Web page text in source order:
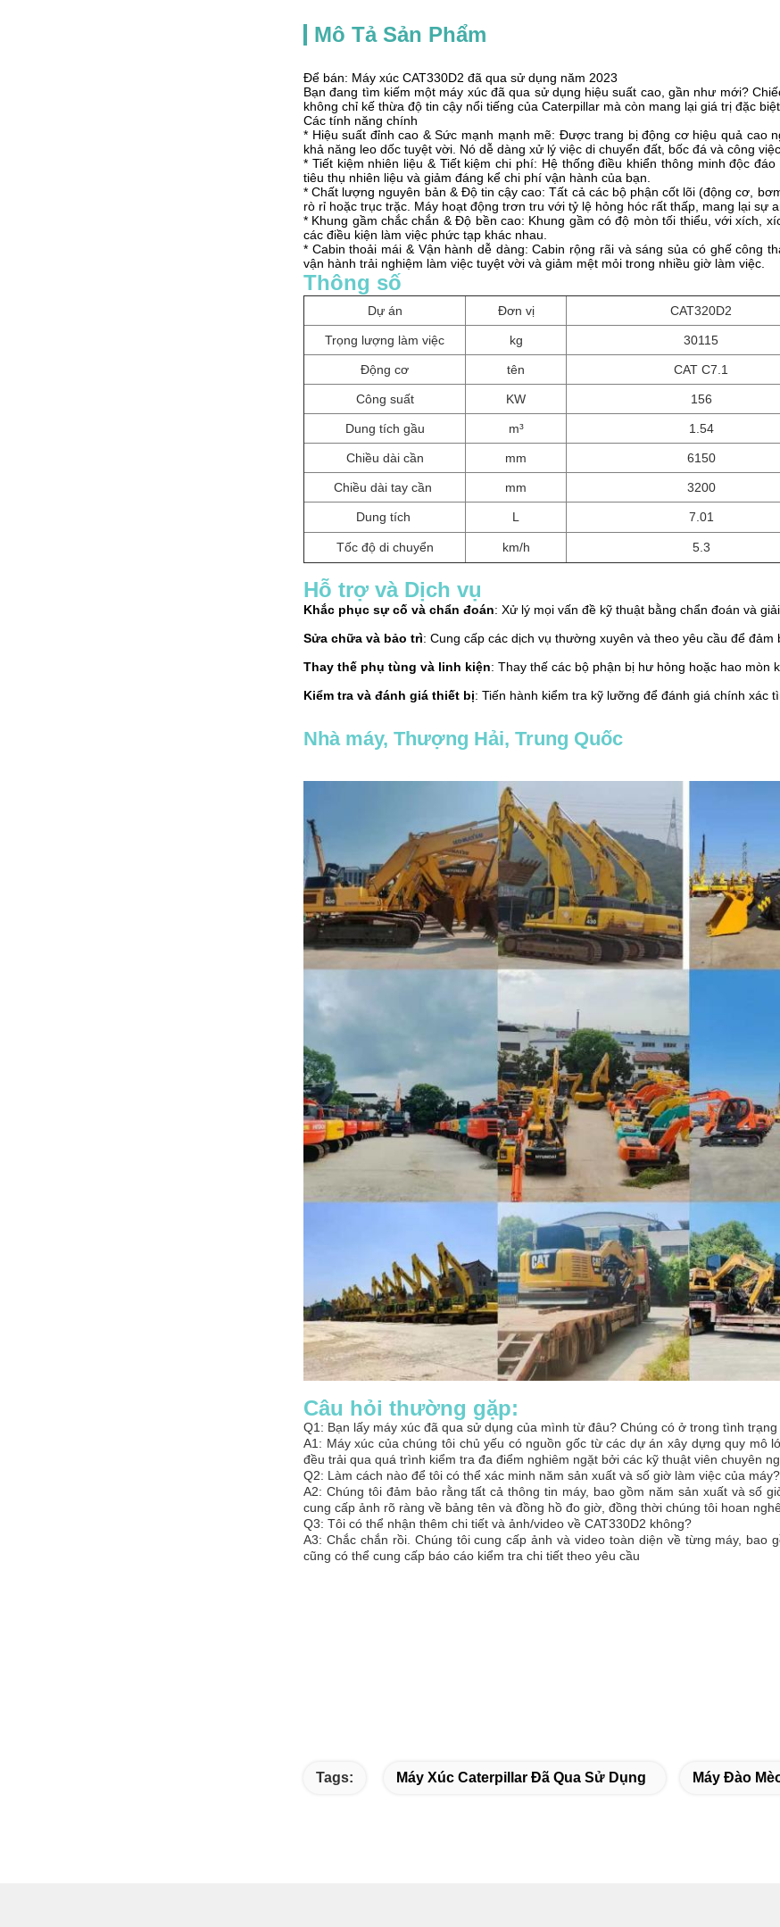
Mô Tả Sản Phẩm
Để bán: Máy xúc CAT330D2 đã qua sử dụng năm 2023
Bạn đang tìm kiếm một máy xúc đã qua sử dụng hiệu suất cao, gần như mới?
không chỉ kế thừa độ tin cậy nổi tiếng của Caterpillar mà còn mang lại giá trị đặc
Các tính năng chính
* Hiệu suất đỉnh cao & Sức mạnh mạnh mẽ: Được trang bị động cơ hiệu quả cao
khả năng leo dốc tuyệt vời. Nó dễ dàng xử lý việc di chuyển đất, bốc đá và công
* Tiết kiệm nhiên liệu & Tiết kiệm chi phí: Hệ thống điều khiển thông minh độc
tiêu thụ nhiên liệu và giảm đáng kể chi phí vận hành của bạn.
* Chất lượng nguyên bản & Độ tin cậy cao: Tất cả các bộ phận cốt lõi (động cơ,
rò rỉ hoặc trục trặc. Máy hoạt động trơn tru với tỷ lệ hỏng hóc rất thấp, mang lại sự
* Khung gầm chắc chắn & Độ bền cao: Khung gầm có độ mòn tối thiểu, với xích,
các điều kiện làm việc phức tạp khác nhau.
* Cabin thoải mái & Vận hành dễ dàng: Cabin rộng rãi và sáng sủa có ghế công
vận hành trải nghiệm làm việc tuyệt vời và giảm mệt mỏi trong nhiều giờ làm việc.
Thông số
Dự án Đơn vị CAT320D2
Trọng lượng làm việc kg 30115
Động cơ tên CAT C7.1
Công suất KW 156
Dung tích gầu m³ 1.54
Chiều dài cần mm 6150
Chiều dài tay cần mm 3200
Dung tích L 7.01
Tốc độ di chuyển km/h 5.3
Hỗ trợ và Dịch vụ
Khắc phục sự cố và chẩn đoán: Xử lý mọi vấn đề kỹ thuật bằng chẩn đoán và
Sửa chữa và bảo trì: Cung cấp các dịch vụ thường xuyên và theo yêu cầu để đảm
Thay thế phụ tùng và linh kiện: Thay thế các bộ phận bị hư hỏng hoặc hao mòn
Kiểm tra và đánh giá thiết bị: Tiến hành kiểm tra kỹ lưỡng để đánh giá chính xác
Nhà máy, Thượng Hải, Trung Quốc
Câu hỏi thường gặp:
Q1: Bạn lấy máy xúc đã qua sử dụng của mình từ đâu? Chúng có ở trong tình
A1: Máy xúc của chúng tôi chủ yếu có nguồn gốc từ các dự án xây dựng quy
đều trải qua quá trình kiểm tra đa điểm nghiêm ngặt bởi các kỹ thuật viên chuyên
Q2: Làm cách nào để tôi có thể xác minh năm sản xuất và số giờ làm việc của máy?
A2: Chúng tôi đảm bảo rằng tất cả thông tin máy, bao gồm năm sản xuất và số
cung cấp ảnh rõ ràng về bảng tên và đồng hồ đo giờ, đồng thời chúng tôi hoan
Q3: Tôi có thể nhận thêm chi tiết và ảnh/video về CAT330D2 không?
A3: Chắc chắn rồi. Chúng tôi cung cấp ảnh và video toàn diện về từng máy,
cũng có thể cung cấp báo cáo kiểm tra chi tiết theo yêu cầu
Tags: Máy Xúc Caterpillar Đã Qua Sử Dụng Máy Đào